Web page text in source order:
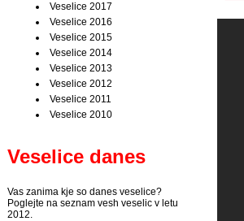
Veselice 2017
Veselice 2016
Veselice 2015
Veselice 2014
Veselice 2013
Veselice 2012
Veselice 2011
Veselice 2010
Veselice danes
Vas zanima kje so danes veselice?
Poglejte na seznam vesh veselic v letu
2012.